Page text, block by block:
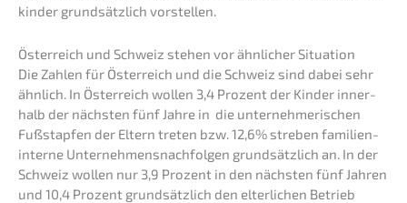
kin­der grund­sätz­lich vorstellen.
Öster­reich und Schweiz stehen vor ähnli­cher Situation
Die Zahlen für Öster­reich und die Schweiz sind dabei sehr
ähnlich. In Öster­reich wollen 3,4 Prozent der Kinder inner­
halb der nächs­ten fünf Jahre in die unter­neh­me­ri­schen
Fußstap­fen der Eltern treten bzw. 12,6% streben famili­en­
in­ter­ne Unter­neh­mens­nach­fol­gen grund­sätz­lich an. In der
Schweiz wollen nur 3,9 Prozent in den nächs­ten fünf Jahren
und 10,4 Prozent grund­sätz­lich den elter­li­chen Betrieb